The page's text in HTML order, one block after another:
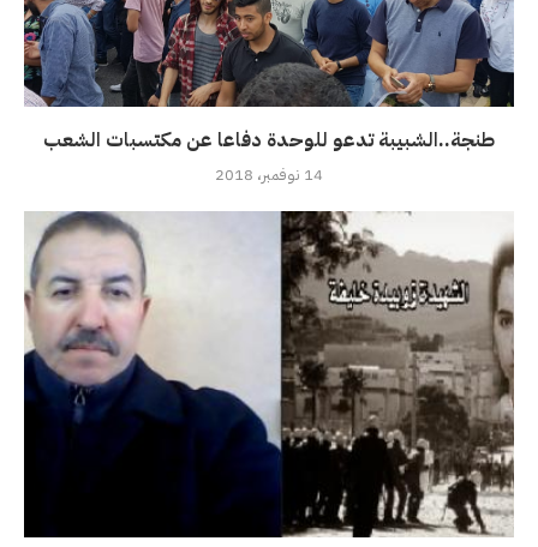
طنجة..الشبيبة تدعو للوحدة دفاعا عن مكتسبات الشعب
14 نوفمبر، 2018